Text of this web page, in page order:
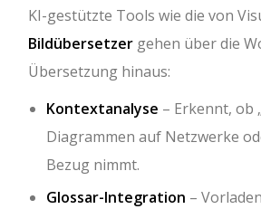
KI-gestützte Tools wie die von
Bildübersetzer gehen über die
Übersetzung hinaus:
Kontextanalyse – Erkennt, ob
Diagrammen auf Netzwerke
Bezug nimmt.
Glossar-Integration –